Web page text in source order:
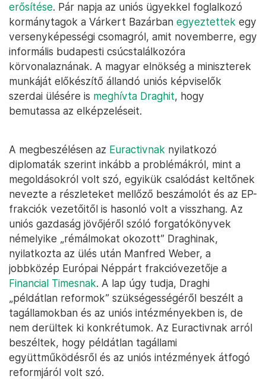
erősítése. Pár napja az uniós ügyekkel foglalkozó
kormánytagok a Várkert Bazárban egyeztettek egy
versenyképességi csomagról, amit novemberre, egy
informális budapesti csúcstalálkozóra
körvonalaznának. A magyar elnökség a miniszterek
munkáját előkészítő állandó uniós képviselők
szerdai ülésére is meghívta Draghit, hogy
bemutassa az elképzeléseit.
A megbeszélésen az Euractivnak nyilatkozó
diplomaták szerint inkább a problémákról, mint a
megoldásokról volt szó, egyikük csalódást keltőnek
nevezte a részleteket mellőző beszámolót és az EP-
frakciók vezetőitől is hasonló volt a visszhang. Az
uniós gazdaság jövőjéről szóló forgatókönyvek
némelyike „rémálmokat okozott” Draghinak,
nyilatkozta az ülés után Manfred Weber, a
jobbközép Európai Néppárt frakcióvezetője a
Financial Timesnak. A lap úgy tudja, Draghi
„példátlan reformok” szükségességéről beszélt a
tagállamokban és az uniós intézményekben is, de
nem derültek ki konkrétumok. Az Euractivnak arról
beszéltek, hogy példátlan tagállami
együttműködésről és az uniós intézmények átfogó
reformjáról volt szó.